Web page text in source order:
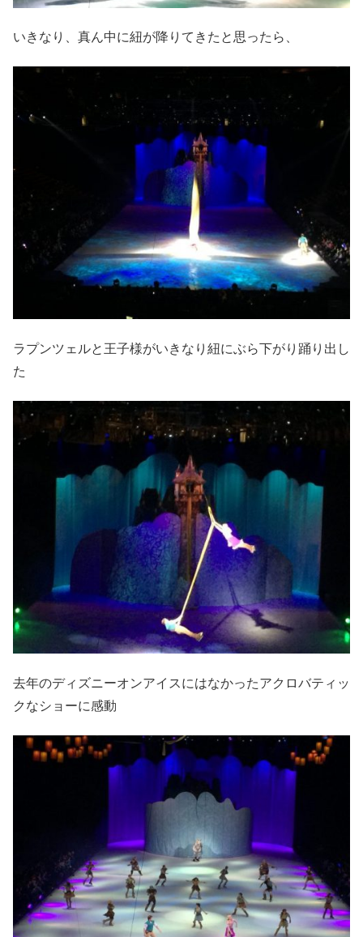
いきなり、真ん中に紐が降りてきたと思ったら、
ラプンツェルと王子様がいきなり紐にぶら下がり踊り出し
た
去年のディズニーオンアイスにはなかったアクロバティッ
クなショーに感動